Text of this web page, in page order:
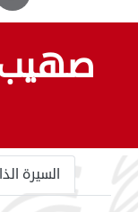
صهيب
السيرة